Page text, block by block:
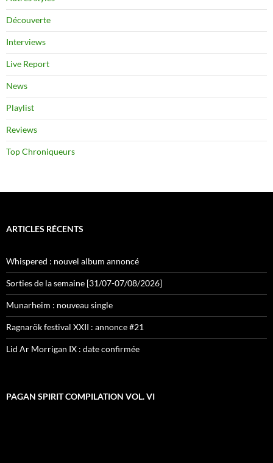
Découverte
Interviews
Live Report
News
Playlist
Reviews
Top Chroniqueurs
ARTICLES RÉCENTS
Whispered : nouvel album annoncé
Sorties de la semaine [31/07-07/08/2026]
Munarheim : nouveau single
Ragnarök festival XXII : annonce #21
Lid Ar Morrigan IX : date confirmée
PAGAN SPIRIT COMPILATION VOL. VI